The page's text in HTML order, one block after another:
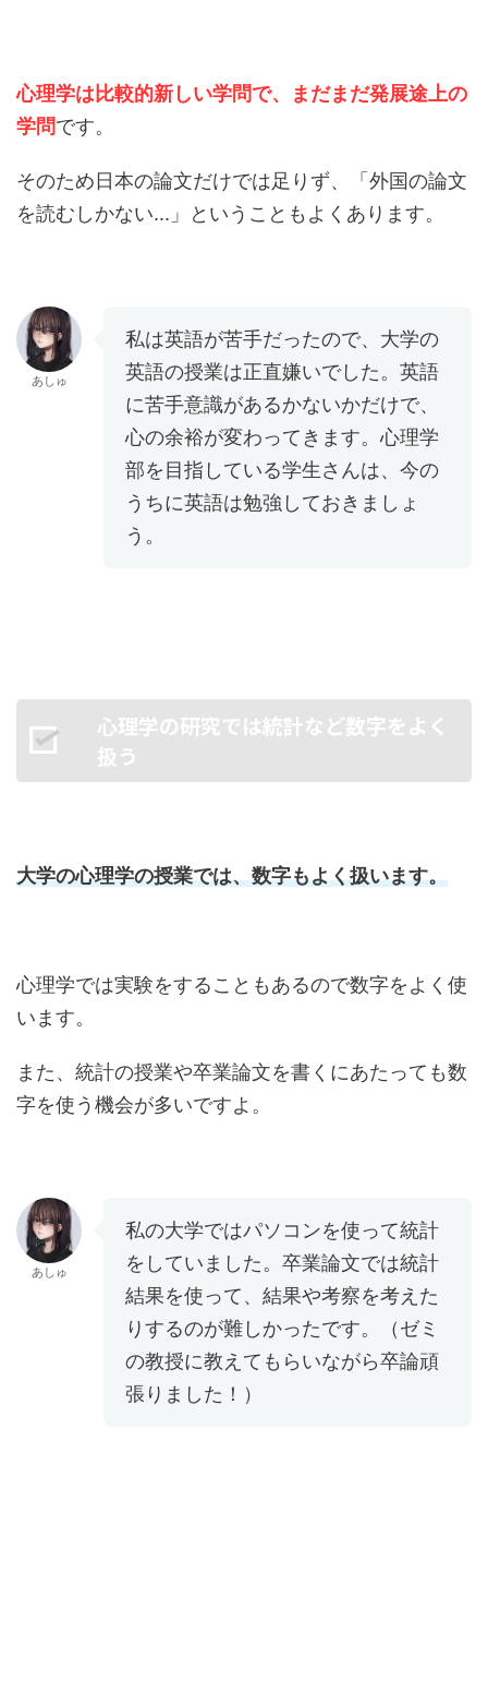
心理学は比較的新しい学問で、まだまだ発展途上の
学問です。
そのため日本の論文だけでは足りず、「外国の論文
を読むしかない...」ということもよくあります。
あしゅ
私は英語が苦手だったので、大学の
英語の授業は正直嫌いでした。英語
に苦手意識があるかないかだけで、
心の余裕が変わってきます。心理学
部を目指している学生さんは、今の
うちに英語は勉強しておきましょ
う。
心理学の研究では統計など数字をよく
扱う
大学の心理学の授業では、数字もよく扱います。
心理学では実験をすることもあるので数字をよく使
います。
また、統計の授業や卒業論文を書くにあたっても数
字を使う機会が多いですよ。
あしゅ
私の大学ではパソコンを使って統計
をしていました。卒業論文では統計
結果を使って、結果や考察を考えた
りするのが難しかったです。（ゼミ
の教授に教えてもらいながら卒論頑
張りました！）